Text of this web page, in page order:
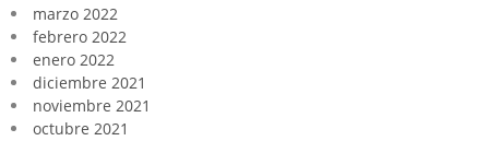
marzo 2022
febrero 2022
enero 2022
diciembre 2021
noviembre 2021
octubre 2021